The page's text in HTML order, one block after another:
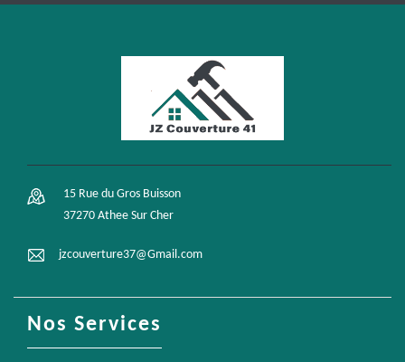
15 Rue du Gros Buisson
37270 Athee Sur Cher
jzcouverture37@Gmail.com
Nos Services